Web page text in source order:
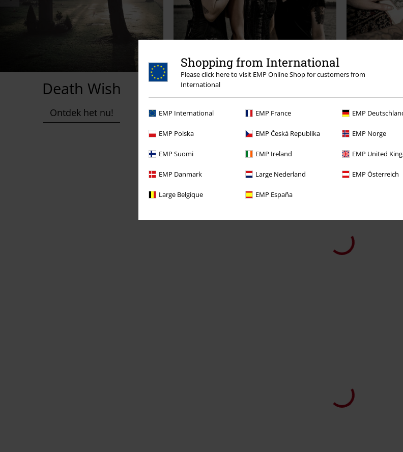
Shopping from International
Please click here to visit EMP Online Shop for customers from
International
EMP International EMP France EMP
EMP Polska EMP Česká Republika EMP Norge
EMP Suomi EMP Ireland EMP United
EMP Danmark Large Nederland EMP Österreich
Large Belgique EMP España
Death Wish
Ontdek het nu!
Films, Series & Radio
Ontdek het nu!